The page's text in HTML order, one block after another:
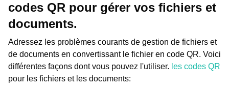
codes QR pour gérer vos fichiers et
documents.
Adressez les problèmes courants de gestion de fichiers et
de documents en convertissant le fichier en code QR. Voici
différentes façons dont vous pouvez l'utiliser. les codes QR
pour les fichiers et les documents: